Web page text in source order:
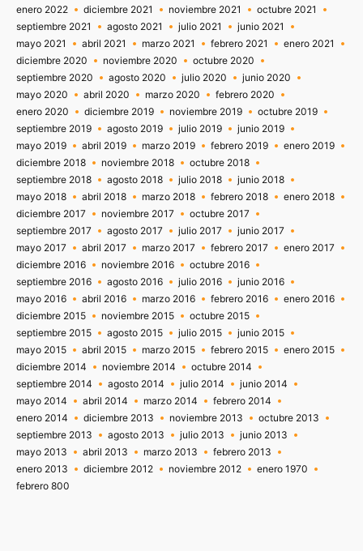
enero 2022
diciembre 2021 noviembre 2021
octubre 2021
septiembre 2021
agosto 2021 julio 2021
junio 2021
mayo 2021
abril 2021 marzo 2021 febrero 2021
enero 2021
diciembre 2020
noviembre 2020
octubre 2020
septiembre 2020
agosto 2020 julio 2020
junio 2020
mayo 2020
abril 2020 marzo 2020
febrero 2020
enero 2020
diciembre 2019 noviembre 2019
octubre 2019
septiembre 2019
agosto 2019 julio 2019
junio 2019
mayo 2019
abril 2019 marzo 2019 febrero 2019
enero 2019
diciembre 2018
noviembre 2018
octubre 2018
septiembre 2018
agosto 2018 julio 2018
junio 2018
mayo 2018
abril 2018 marzo 2018 febrero 2018
enero 2018
diciembre 2017
noviembre 2017
octubre 2017
septiembre 2017
agosto 2017 julio 2017
junio 2017
mayo 2017
abril 2017 marzo 2017 febrero 2017
enero 2017
diciembre 2016
noviembre 2016
octubre 2016
septiembre 2016
agosto 2016 julio 2016
junio 2016
mayo 2016
abril 2016 marzo 2016 febrero 2016
enero 2016
diciembre 2015
noviembre 2015
octubre 2015
septiembre 2015
agosto 2015 julio 2015
junio 2015
mayo 2015
abril 2015 marzo 2015 febrero 2015
enero 2015
diciembre 2014
noviembre 2014
octubre 2014
septiembre 2014
agosto 2014 julio 2014
junio 2014
mayo 2014
abril 2014 marzo 2014
febrero 2014
enero 2014
diciembre 2013 noviembre 2013
octubre 2013
septiembre 2013
agosto 2013 julio 2013
junio 2013
mayo 2013
abril 2013 marzo 2013
febrero 2013
enero 2013
diciembre 2012 noviembre 2012
enero 1970
febrero 800